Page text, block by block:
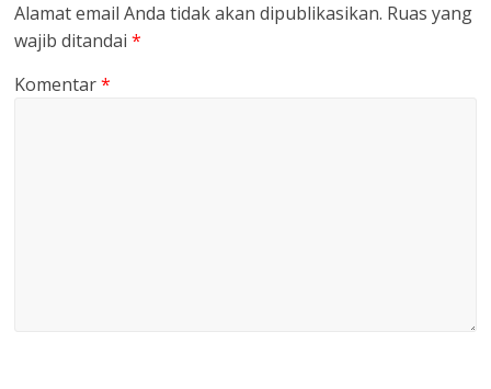
Alamat email Anda tidak akan dipublikasikan. Ruas yang
wajib ditandai*
Komentar*